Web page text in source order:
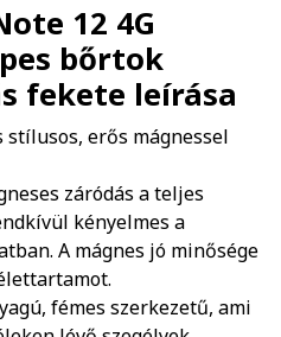
12 4G
bőrtok
fekete leírása
stílusos, erős mágnessel
záródás a teljes
kényelmes a
A mágnes jó minősége
fémes szerkezetű, ami